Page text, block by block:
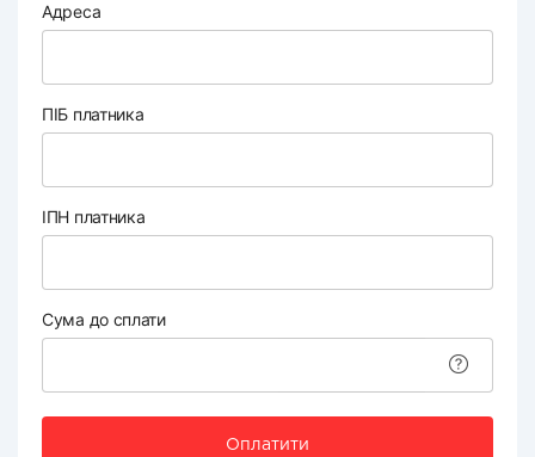
Адреса
ПІБ платника
ІПН платника
Сума до сплати
Оплатити